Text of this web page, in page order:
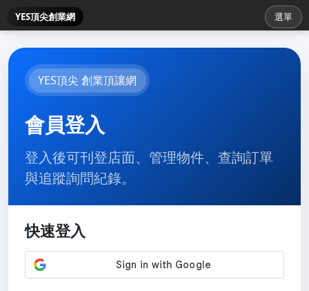
YES頂尖創業網 選單
YES頂尖 創業頂讓網
會員登入
登入後可刊登店面、管理物件、查詢訂單
與追蹤詢問紀錄。
快速登入